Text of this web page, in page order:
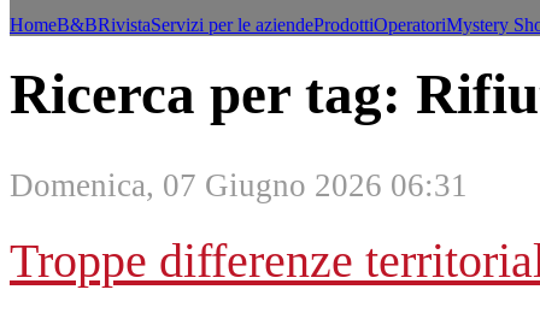
HomeB&BRivistaServizi per le aziendeProdottiOperatoriMystery
Ricerca per tag:
Domenica, 07 Giugno 2026 06:31
Troppe differenze